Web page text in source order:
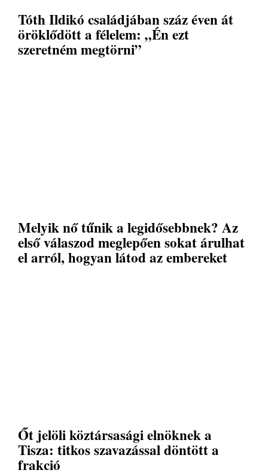
Tóth Ildikó családjában száz éven át
öröklődött a félelem: „Én ezt
szeretném megtörni”
Melyik nő tűnik a legidősebbnek? Az
első válaszod meglepően sokat árulhat
el arról, hogyan látod az embereket
Őt jelöli köztársasági elnöknek a
Tisza: titkos szavazással döntött a
frakció